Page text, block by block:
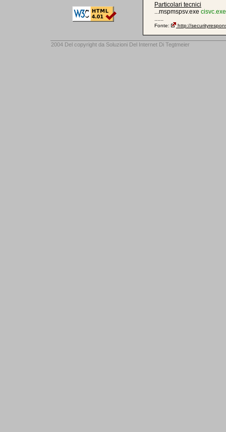
Particolari tecnici
...mspmspsv.exe cisvc.exe
Fonte: http://
2004 Del copyright da Soluzioni Del Internet Di Tegtmeier